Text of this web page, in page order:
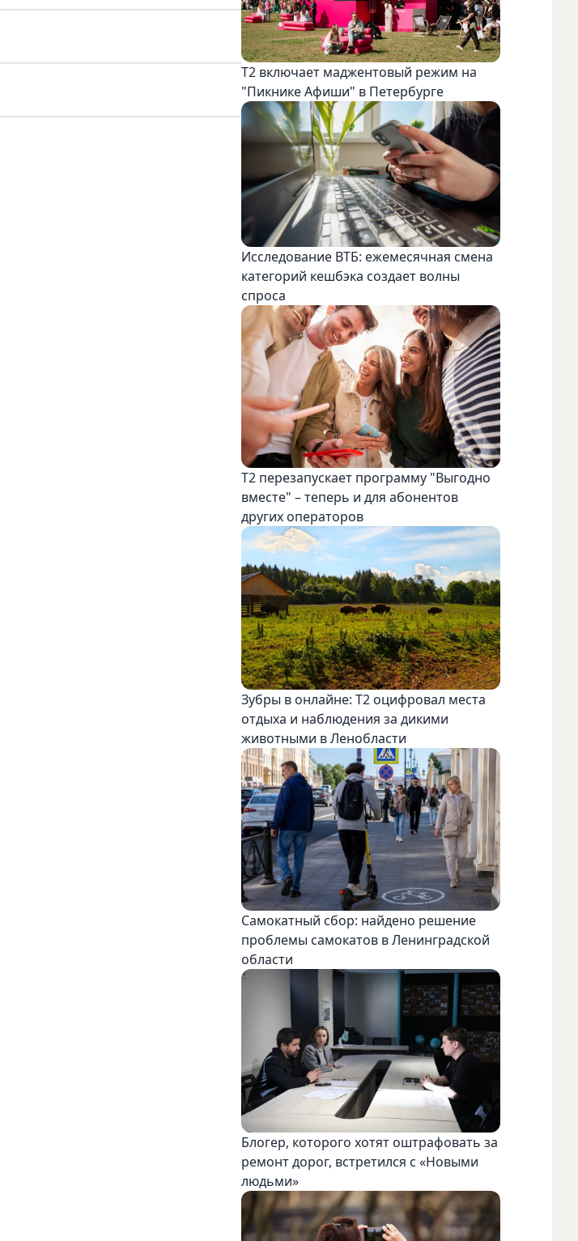
Т2 включает маджентовый режим на
"Пикнике Афиши" в Петербурге
Исследование ВТБ: ежемесячная смена
категорий кешбэка создает волны
спроса
Т2 перезапускает программу "Выгодно
вместе" – теперь и для абонентов
других операторов
Зубры в онлайне: Т2 оцифровал места
отдыха и наблюдения за дикими
животными в Ленобласти
Самокатный сбор: найдено решение
проблемы самокатов в Ленинградской
области
Блогер, которого хотят оштрафовать за
ремонт дорог, встретился с «Новыми
людьми»